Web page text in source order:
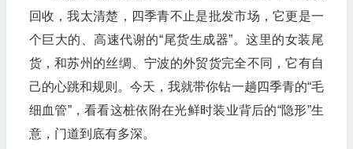
回收，我太清楚，四季青不止是批发市场，它更是一
个巨大的、高速代谢的“尾货生成器”。这里的女装尾
货，和苏州的丝绸、宁波的外贸货完全不同，它有自
己的心跳和规则。今天，我就带你钻一趟四季青的“毛
细血管”，看看这桩依附在光鲜时装业背后的“隐形”生
意，门道到底有多深。